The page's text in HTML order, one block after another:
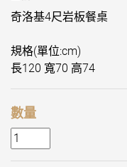
奇洛基4尺岩板餐桌
規格(單位:cm)
長120 寬70 高74
數量